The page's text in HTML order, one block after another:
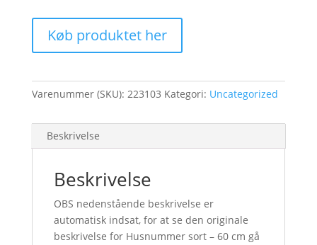
Køb produktet her
Varenummer (SKU): 223103 Kategori: Uncategorized
Beskrivelse
Beskrivelse
OBS nedenstående beskrivelse er
automatisk indsat, for at se den originale
beskrivelse for Husnummer sort – 60 cm gå